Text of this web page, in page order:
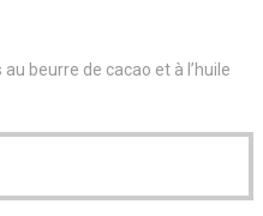
beurre de cacao et à l’huile